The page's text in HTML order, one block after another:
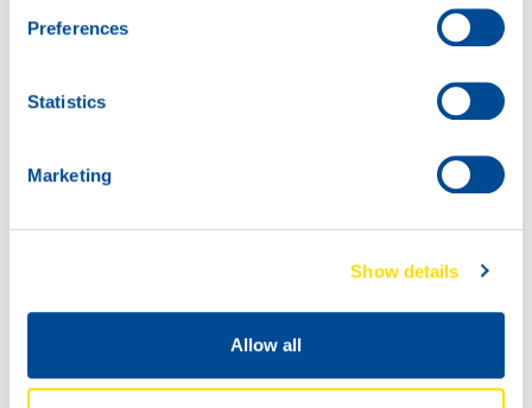
Preferences
Statistics
Marketing
Show details
Allow all
GLACIER COOLANT RTU 40